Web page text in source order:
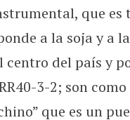
que
a la soja y a
centro del país y
3-2; son
que es un